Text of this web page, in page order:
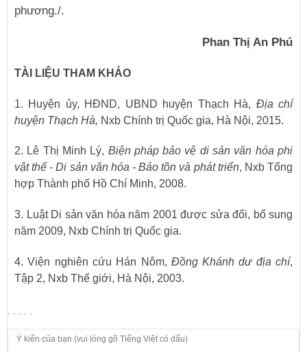
phương./.
Phan Thị An Phú
TÀI LIỆU THAM KHẢO
1. Huyện ủy, HĐND, UBND huyện Thạch Hà, Địa chí
huyện Thạch Hà, Nxb Chính trị Quốc gia, Hà Nội, 2015.
2. Lê Thị Minh Lý, Biện pháp bảo vệ di sản văn hóa phi
vật thể - Di sản văn hóa - Bảo tồn và phát triển, Nxb Tổng
hợp Thành phố Hồ Chí Minh, 2008.
3. Luật Di sản văn hóa năm 2001 được sửa đổi, bổ sung
năm 2009, Nxb Chính trị Quốc gia.
4. Viện nghiên cứu Hán Nôm, Đồng Khánh dư địa chí,
Tập 2, Nxb Thế giới, Hà Nội, 2003.